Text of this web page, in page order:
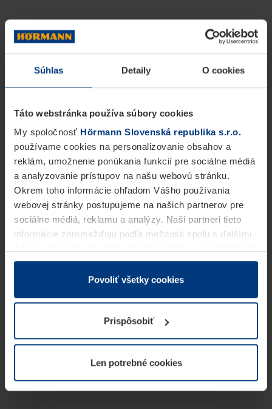
Súhlas Detaily O cookies
Táto webstránka používa súbory cookies
My spoločnosť Hörmann Slovenská republika s.r.o.
používame cookies na personalizovanie obsahov a
reklám, umožnenie ponúkania funkcií pre sociálne médiá
a analyzovanie prístupov na našu webovú stránku.
Okrem toho informácie ohľadom Vášho používania
webovej stránky postupujeme na našich partnerov pre
sociálne médiá, reklamu a analýzy. Naši partneri tieto
informácie zhromažďujú podľa možnosti spolu s ďalšími
v rámci Vášho využívania služieb.
Z právneho hľadiska môžeme cookies ukladať na Vašom
prevádzku tejto stránky. Pre všetky ostatné typy cookie
potrebujeme Vaše povolenie. Vaše povolenie môžete
kedykoľvek zmeniť alebo odvolať vo vysvetlení cookie
našej webovej stránky.
Povoliť všetky cookies
Prispôsobiť
Len potrebné cookies